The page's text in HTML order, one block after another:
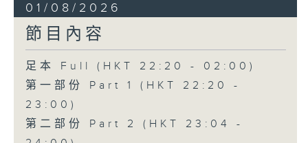
01/08/2026
節目內容
足本 Full (HKT 22:20 - 02:00)
第一部份 Part 1 (HKT 22:20 -
23:00)
第二部份 Part 2 (HKT 23:04 -